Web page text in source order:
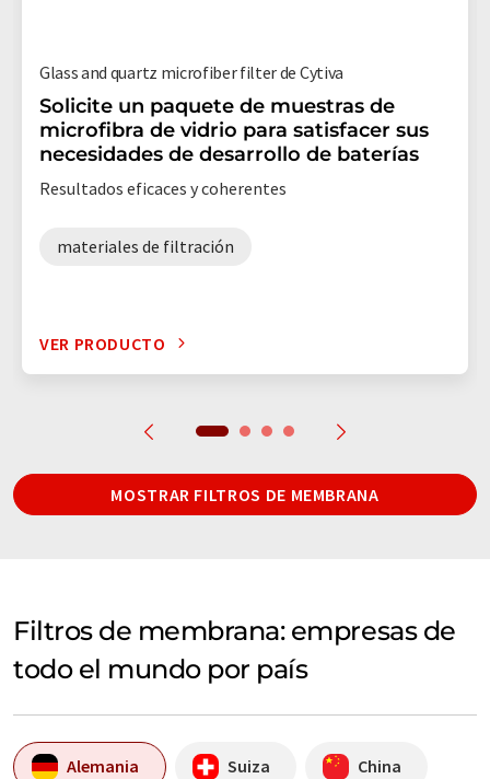
Glass and quartz microfiber filter de Cytiva
Solicite un paquete de muestras de
microfibra de vidrio para satisfacer sus
necesidades de desarrollo de baterías
Resultados eficaces y coherentes
materiales de filtración
VER PRODUCTO
MOSTRAR FILTROS DE MEMBRANA
Filtros de membrana: empresas de
todo el mundo por país
Alemania Suiza China